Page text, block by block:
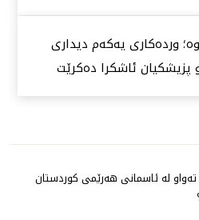
وردەكاری یەكەم دیداری
پزیشكیان ئاشكرا دەكرێت
تەواو لە ئاسمانی هەرێمی كوردستان